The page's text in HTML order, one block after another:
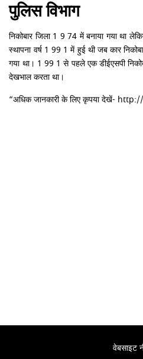
पुलिस विभाग
निकोबार जिला 1 9 74 में बनाया गया था
स्थापना वर्ष 1 99 1 में हुई थी जब कार
गया था। 1 99 1 से पहले एक डीईएसपी
देखभाल करता था।
“अधिक जानकारी के लिए कृपया देखें-
वेबसाइट